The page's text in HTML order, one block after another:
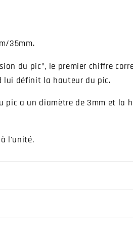
35mm.
du pic", le premier chiffre
lui définit la hauteur du pic.
pic a un diamètre de 3mm et la
l'unité.